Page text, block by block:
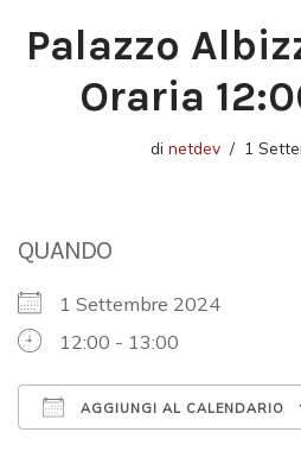
Palazzo
Oraria
di netdev 1
QUANDO
1 Settembre 2024
12:00 - 13:00
AGGIUNGI AL CALENDARIO